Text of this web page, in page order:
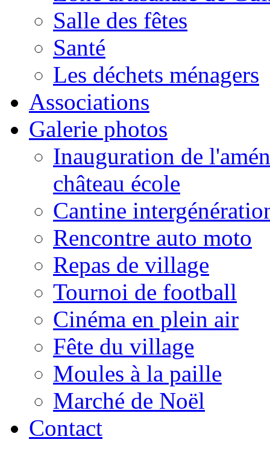
Salle des fêtes
Santé
Les déchets ménagers
Associations
Galerie photos
Inauguration de
château école
Cantine
Rencontre auto moto
Repas de village
Tournoi de football
Cinéma en plein air
Fête du village
Moules à la paille
Marché de Noël
Contact